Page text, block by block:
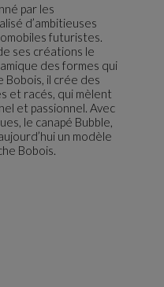
par les
d’ambitieuses
futuristes.
ses créations le
des formes qui
Bobois, il crée des
et racés, qui mèlent
et passionnel. Avec
le canapé Bubble,
un modèle
Bobois.